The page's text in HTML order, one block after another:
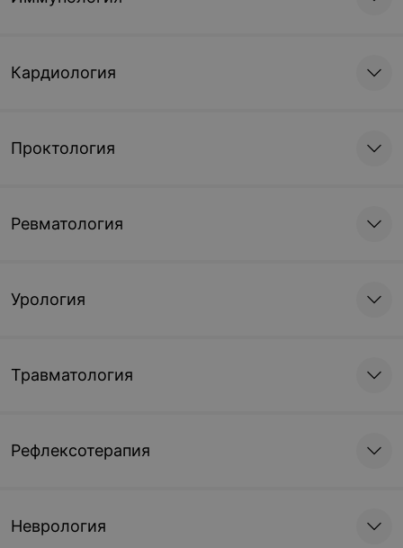
Кардиология
Проктология
Ревматология
Урология
Травматология
Рефлексотерапия
Неврология